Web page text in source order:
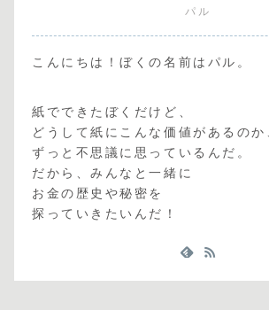
パル
こんにちは！ぼくの名前はパル。
紙でできたぼくだけど、
どうして紙にこんな価値があるのか
ずっと不思議に思っているんだ。
だから、みんなと一緒に
お金の歴史や秘密を
探っていきたいんだ！